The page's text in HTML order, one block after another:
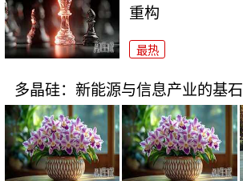
重构
最热
多晶硅：新能源与信息产业的基石